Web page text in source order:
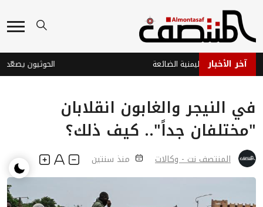
آخر الأخباراليمنية الضائعة الحوثيون يصعّدون
في النيجر والغابون انقلابان
"مختلفان جداً".. كيف ذلك؟
المنتصف نت - وكالات منذ سنتين